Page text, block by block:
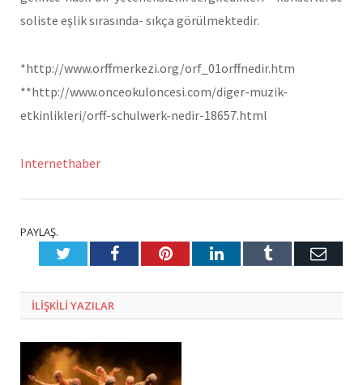
soliste eşlik sırasında- sıkça görülmektedir.
*http://www.orffmerkezi.org/orf_01orffnedir.htm
**http://www.onceokuloncesi.com/diger-muzik-
etkinlikleri/orff-schulwerk-nedir-18657.html
Internethaber
PAYLAŞ.
TwitterFacebookPinterestLinkedInTumblr E-
ILIŞKILI YAZILAR